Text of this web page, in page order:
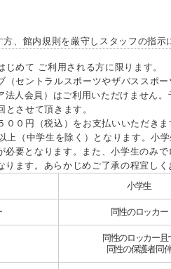
、館内規則を厳守しスタッフの指
じめて ご利用される方に限ります。
セントラルスポーツやザバススポ
法人会員）はご利用いただけません。
させて頂きます。
００円（税込）をお支払いいただきま
上（中学生を除く）となります。小
必要となります。また、小学生のみ
ります。あらかじめご了承の程宜し
小学生
同性のロッカー
同性のロッカー且
同性の保護者同